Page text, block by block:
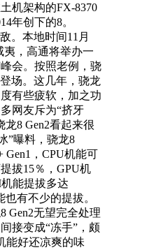
机架构的FX-8370
年创下的8。
。本地时间11月
夷，高通将举办一
会。按照老例，骁
场。这几年，骁龙
有些疲软，加之功
网友斥为“挤牙
龙8 Gen2看起来很
”曝料，骁龙8
Gen1，CPU机能可
拔15％，GPU机
能提拔多达
也有不少的提拔。
Gen2无望完全处理
接变成“冻手”，颇
能好还凉爽的味